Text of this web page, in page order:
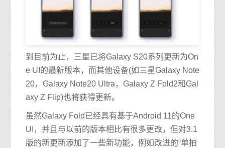
到目前为止，三星已将Galaxy S20系列更新为On
e UI的最新版本，而其他设备(如三星Galaxy Note
20，Galaxy Note20 Ultra，Galaxy Z Fold2和Gal
axy Z Flip)也将获得更新。
虽然Galaxy Fold已经具有基于Android 11的One
UI，并且与以前的版本相比有很多更改，但对3.1
版的新更新添加了一些新功能，例如改进的“单拍